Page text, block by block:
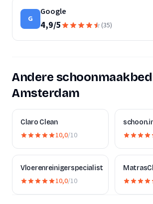
G
Google
4,9/5 (35)
Andere
Amsterdam
Claro Clean
10,0/10
Vloerenreinigerspecialist
10,0/10